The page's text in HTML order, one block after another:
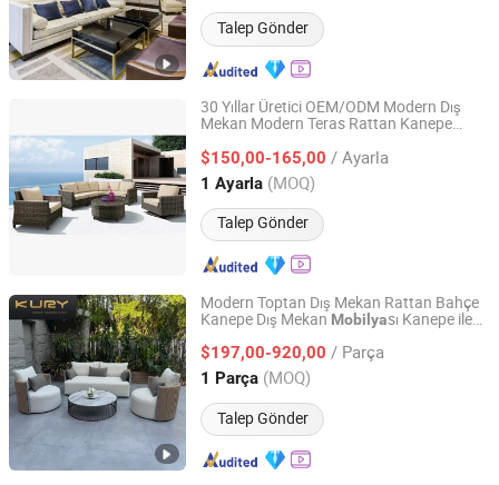
Talep Gönder
30 Yıllar Üretici OEM/ODM Modern Dış
Mekan Modern Teras Rattan Kanepe
Takımı 6Koltukile MasaSandalye
$150,00-165,00 / Ayarla
1 Ayarla (MOQ)
Talep Gönder
SHAOXING OLE LEISURE CO., LTD.
Zhejiang, China Fiyat 2020
Modern Toptan Dış Mekan Rattan Bahçe
Kanepe Dış Mekan Mobilyası Kanepe ile
$197,00-920,00 / Parça
1 Parça (MOQ)
Talep Gönder
Foshan Shunde Gaoang Furniture Industry Co., Ltd.
Guangdong, China Fiyat 2024